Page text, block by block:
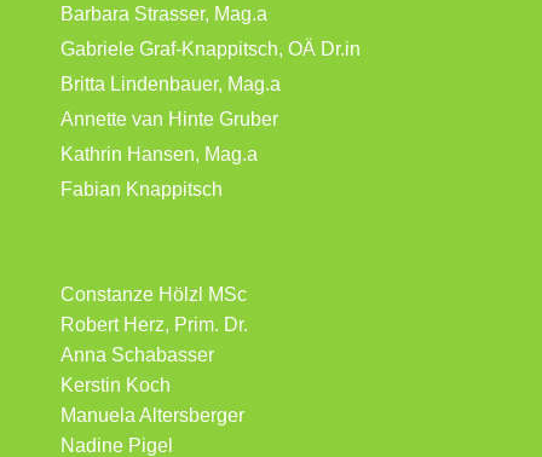
Barbara Strasser, Mag.a
Gabriele Graf-Knappitsch, OÄ Dr.in
Britta Lindenbauer, Mag.a
Annette van Hinte Gruber
Kathrin Hansen, Mag.a
Fabian Knappitsch
Constanze Hölzl MSc
Robert Herz, Prim. Dr.
Anna Schabasser
Kerstin Koch
Manuela Altersberger
Nadine Pigel